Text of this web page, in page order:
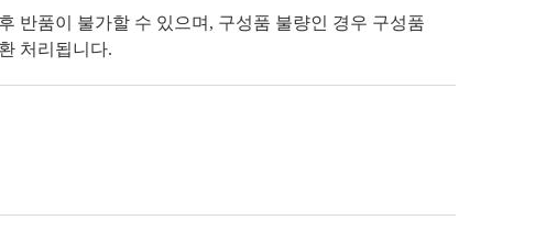
반품이 불가할 수 있으며, 구성품 불량인 경우 구성품
처리됩니다.